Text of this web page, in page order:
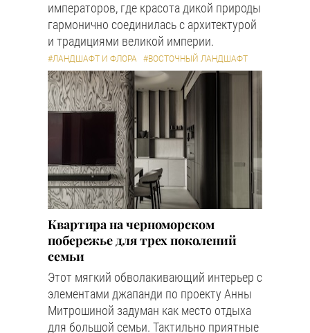
императоров, где красота дикой природы
гармонично соединилась с архитектурой
и традициями великой империи.
#ЛАНДШАФТ И ФЛОРА #ВОСТОЧНЫЙ ЛАНДШАФТ
Квартира на черноморском
побережье для трех поколений
семьи
Этот мягкий обволакивающий интерьер с
элементами джапанди по проекту Анны
Митрошиной задуман как место отдыха
для большой семьи. Тактильно приятные